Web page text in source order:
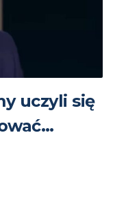
uczyli się